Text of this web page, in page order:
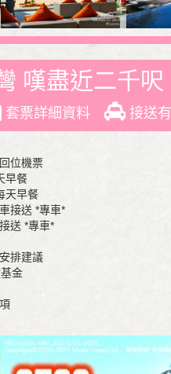
嘆盡近二千
套票詳細資料 接送
位機票
早餐
天早餐
接送 *專車*
送 *專車*
排建議
金